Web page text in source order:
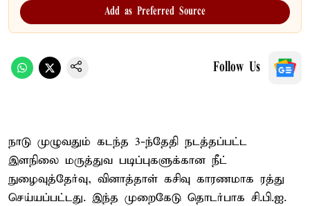
Add as Preferred Source
Follow Us
நாடு முழுவதும் கடந்த 3-ந்தேதி நடத்தப்பட்ட
இளநிலை மருத்துவ படிப்புகளுக்கான நீட்
நுழைவுத்தேர்வு, வினாத்தாள் கசிவு காரணமாக ரத்து
செய்யப்பட்டது. இந்த முறைகேடு தொடர்பாக சி.பி.ஐ.